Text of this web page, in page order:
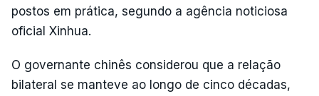
postos em prática, segundo a agência noticiosa
oficial Xinhua.
O governante chinês considerou que a relação
bilateral se manteve ao longo de cinco décadas,